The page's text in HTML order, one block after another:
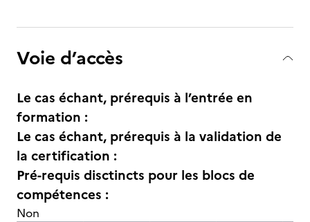
Voie d’accès
Le cas échant, prérequis à l’entrée en
formation :
Le cas échant, prérequis à la validation de
la certification :
Pré-requis disctincts pour les blocs de
compétences :
Non